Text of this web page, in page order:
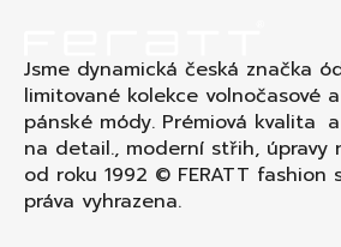
Jsme dynamická česká značka
limitované kolekce volnočasové
pánské módy. Prémiová kvalita
na detail., moderní střih, úpravy
od roku 1992 © FERATT fashion
práva vyhrazena.